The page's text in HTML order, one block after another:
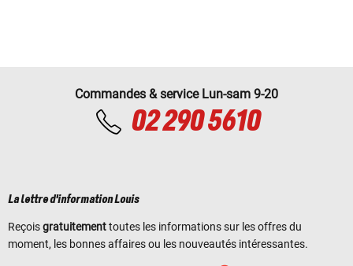
Commandes & service Lun-sam 9-20
02 290 5610
La lettre d'information Louis
Reçoisgratuitementtoutes les informations sur les offres du
moment, les bonnes affaires ou les nouveautés intéressantes.